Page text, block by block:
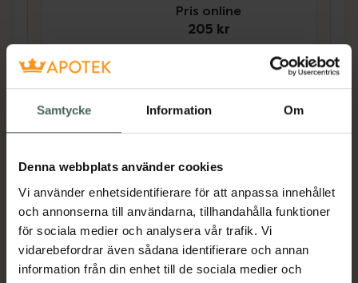
Samtycke Information Om
Denna webbplats använder cookies
Vi använder enhetsidentifierare för att anpassa innehållet
och annonserna till användarna, tillhandahålla funktioner
för sociala medier och analysera vår trafik. Vi
vidarebefordrar även sådana identifierare och annan
information från din enhet till de sociala medier och
Pris online
205 kr
Köp båda för
Köp båda
Beskrivning
• Lätt att applicera
• Enkel att justera
• Bekväm att använda